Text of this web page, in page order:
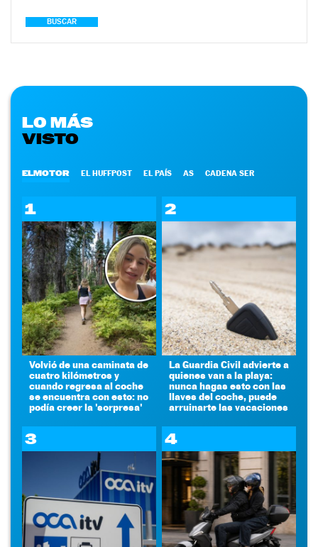
BUSCAR
LO MÁS
VISTO
ELMOTOR EL HUFFPOST EL PAÍS AS CADENA SER
1
Volvió de una caminata de
cuatro kilómetros y
cuando regresa al coche
se encuentra con esto: no
podía creer la 'sorpresa'
2
La Guardia Civil advierte a
quienes van a la playa:
nunca hagas esto con las
llaves del coche, puede
arruinarte las vacaciones
3 4